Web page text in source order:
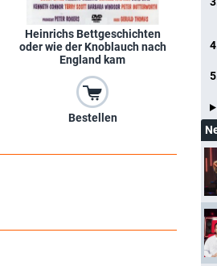
Heinrichs Bettgeschichten
oder wie der Knoblauch nach
England kam
Bestellen